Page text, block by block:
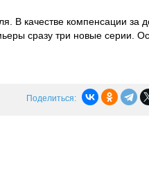
В качестве компенсации за
сразу три новые серии.
Поделиться: